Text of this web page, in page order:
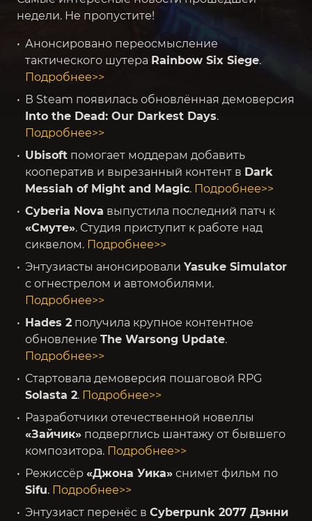
недели. Не пропустите!
Анонсировано переосмысление
тактического шутера Rainbow Six Siege.
Подробнее>>
В Steam появилась обновлённая демоверсия
Into the Dead: Our Darkest Days.
Подробнее>>
Ubisoft помогает моддерам добавить
кооператив и вырезанный контент в Dark
Messiah of Might and Magic. Подробнее>>
Cyberia Nova выпустила последний патч к
«Смуте». Студия приступит к работе над
сиквелом. Подробнее>>
Энтузиасты анонсировали Yasuke Simulator
с огнестрелом и автомобилями.
Подробнее>>
Hades 2 получила крупное контентное
обновление The Warsong Update.
Подробнее>>
Стартовала демоверсия пошаговой RPG
Solasta 2. Подробнее>>
Разработчики отечественной новеллы
«Зайчик» подверглись шантажу от бывшего
композитора. Подробнее>>
Режиссёр «Джона Уика» снимет фильм по
Sifu. Подробнее>>
Энтузиаст перенёс в Cyberpunk 2077 Дэнни